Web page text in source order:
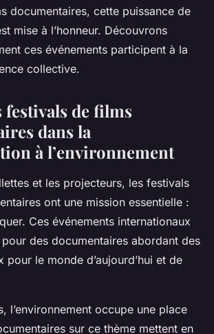
documentaires, cette puissance de
mise à l’honneur. Découvrons
ces événements participent à la
collective.
festivals de films
dans la
à l’environnement
et les projecteurs, les festivals
ont une mission essentielle :
Ces événements internationaux
des documentaires abordant des
pour le monde d’aujourd’hui et de
l’environnement occupe une place
sur ce thème mettent en